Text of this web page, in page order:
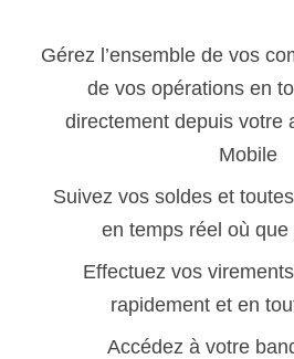
Gérez l’ensemble de vos
de vos opérations en
directement depuis votre
Mobile
Suivez vos soldes et
en temps réel où que
Effectuez vos
rapidement et en
Accédez à votre